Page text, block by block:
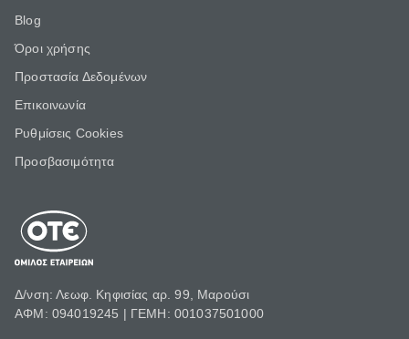
Blog
Όροι χρήσης
Προστασία Δεδομένων
Επικοινωνία
Ρυθμίσεις Cookies
Προσβασιμότητα
Δ/νση: Λεωφ. Κηφισίας αρ. 99, Μαρούσι
ΑΦΜ: 094019245 | ΓΕΜΗ: 001037501000